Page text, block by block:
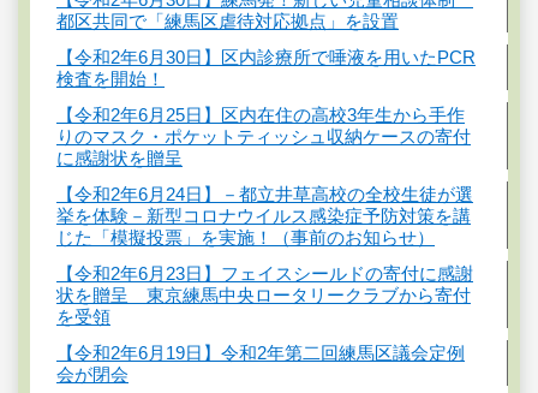
都区共同で「練馬区虐待対応拠点」を設置
【令和2年6月30日】区内診療所で唾液を用いたPCR
検査を開始！
【令和2年6月25日】区内在住の高校3年生から手作
りのマスク・ポケットティッシュ収納ケースの寄付
に感謝状を贈呈
【令和2年6月24日】－都立井草高校の全校生徒が選
挙を体験－新型コロナウイルス感染症予防対策を講
じた「模擬投票」を実施！（事前のお知らせ）
【令和2年6月23日】フェイスシールドの寄付に感謝
状を贈呈 東京練馬中央ロータリークラブから寄付
を受領
【令和2年6月19日】令和2年第二回練馬区議会定例
会が閉会